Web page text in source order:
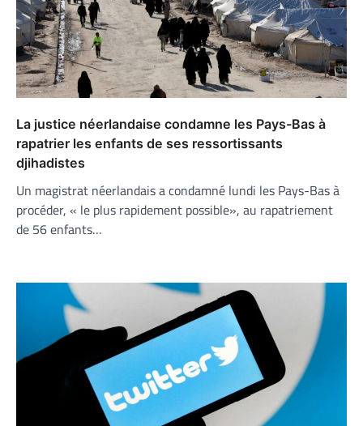
La justice néerlandaise condamne les Pays-Bas à
rapatrier les enfants de ses ressortissants
djihadistes
Un magistrat néerlandais a condamné lundi les Pays-Bas à
procéder, « le plus rapidement possible», au rapatriement
de 56 enfants…